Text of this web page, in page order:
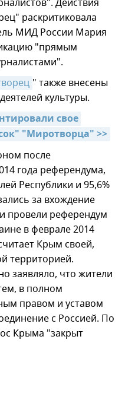
Действия
раскритиковала
МИД России Мария
"прямым
" также внесены
культуры.
свое
"Миротворца" >>
после
года референдума,
Республики и 95,6%
за вхождение
провели референдум
в феврале 2014
Крым своей,
территорией.
заявляло, что жители
в полном
правом и уставом
с Россией. По
Крыма "закрыт